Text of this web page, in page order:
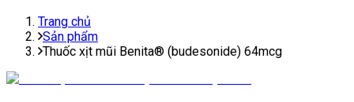
Trang chủ
Sản phẩm
Thuốc xịt mũi Benita® (budesonide) 64mcg